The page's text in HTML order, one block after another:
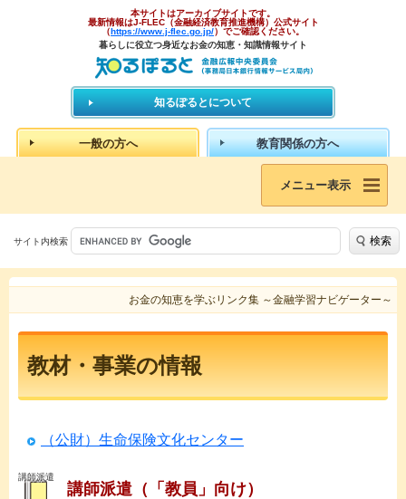
本サイトはアーカイブサイトです。
最新情報はJ-FLEC（金融経済教育推進機構）公式サイト
（https://www.j-flec.go.jp/）でご確認ください。
暮らしに役立つ身近なお金の知恵・知識情報サイト
知るぽるとについて
一般の方へ 教育関係の方へ
メニュー表示
サイト内検索 検索
お金の知恵を学ぶリンク集 ～金融学習ナビゲーター～
教材・事業の情報
（公財）生命保険文化センター
講師派遣
講師派遣（「教員」向け）